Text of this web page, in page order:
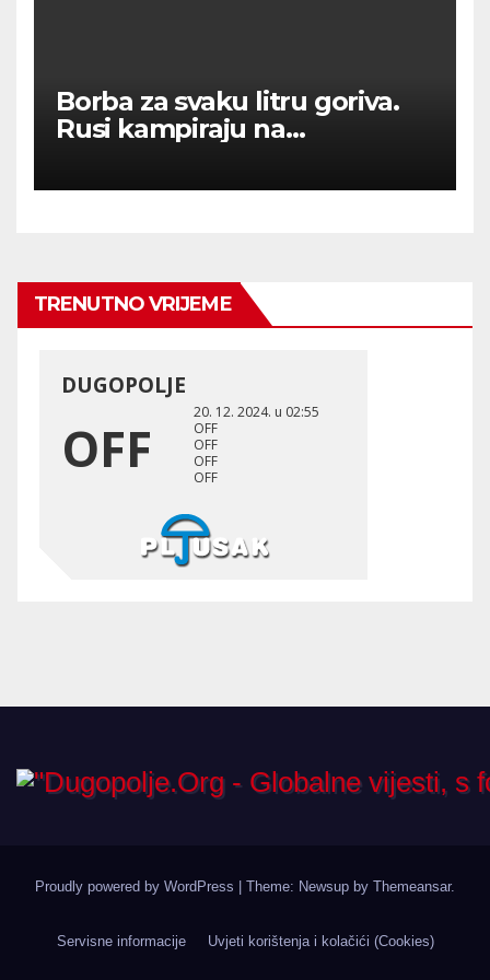
Borba za svaku litru goriva.
Rusi kampiraju na
TRENUTNO VRIJEME
Proudly powered by WordPress Theme: Newsup by Themeansar.
Servisne informacije Uvjeti korištenja i kolačići (Cookies)